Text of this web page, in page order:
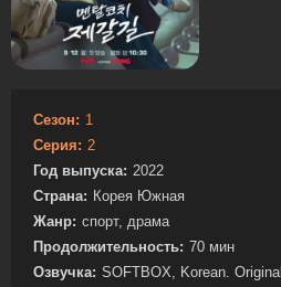
Сезон: 1
Серия: 2
Год выпуска: 2022
Страна: Корея Южная
Жанр: спорт, драма
Продолжительность: 70 мин
Озвучка: SOFTBOX, Korean. Original